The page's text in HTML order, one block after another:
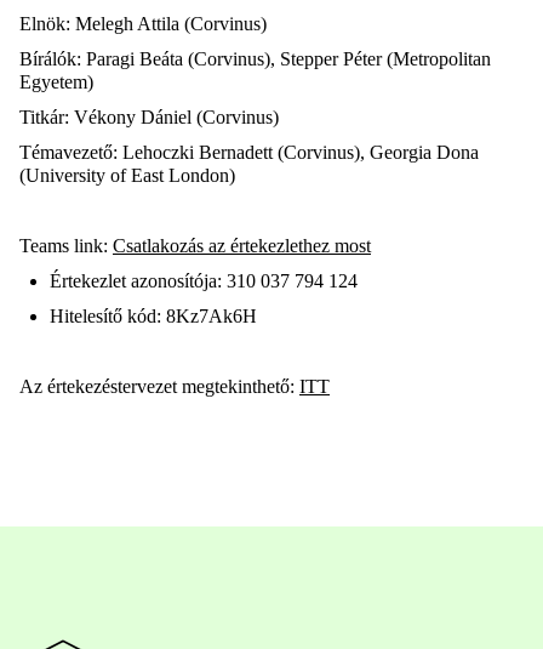
Elnök: Melegh Attila (Corvinus)
Bírálók: Paragi Beáta (Corvinus), Stepper Péter (Metropolitan
Egyetem)
Titkár: Vékony Dániel (Corvinus)
Témavezető: Lehoczki Bernadett (Corvinus), Georgia Dona
(University of East London)
Teams link: Csatlakozás az értekezlethez most
Értekezlet azonosítója: 310 037 794 124
Hitelesítő kód: 8Kz7Ak6H
Az értekezéstervezet megtekinthető: ITT